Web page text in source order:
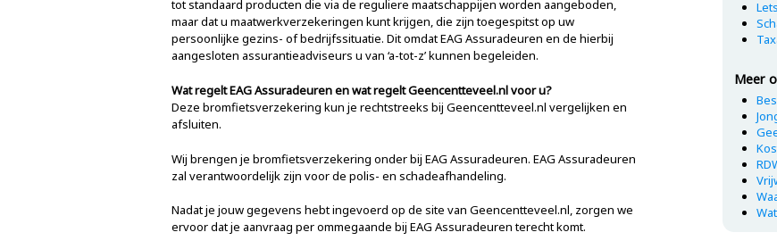
tot standaard producten die via de reguliere maatschappijen worden aangeboden,
maar dat u maatwerkverzekeringen kunt krijgen, die zijn toegespitst op uw
persoonlijke gezins- of bedrijfssituatie. Dit omdat EAG Assuradeuren en de hierbij
aangesloten assurantieadviseurs u van ‘a-tot-z’ kunnen begeleiden.
Wat regelt EAG Assuradeuren en wat regelt Geencentteveel.nl voor u?
Deze bromfietsverzekering kun je rechtstreeks bij Geencentteveel.nl vergelijken en
afsluiten.
Wij brengen je bromfietsverzekering onder bij EAG Assuradeuren. EAG Assuradeuren
zal verantwoordelijk zijn voor de polis- en schadeafhandeling.
Nadat je jouw gegevens hebt ingevoerd op de site van Geencentteveel.nl, zorgen we
ervoor dat je aanvraag per ommegaande bij EAG Assuradeuren terecht komt.
Meer